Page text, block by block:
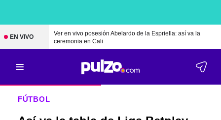
EN VIVO
Ver en vivo posesión Abelardo de la Espriella: así va la
ceremonia en Cali
FÚTBOL